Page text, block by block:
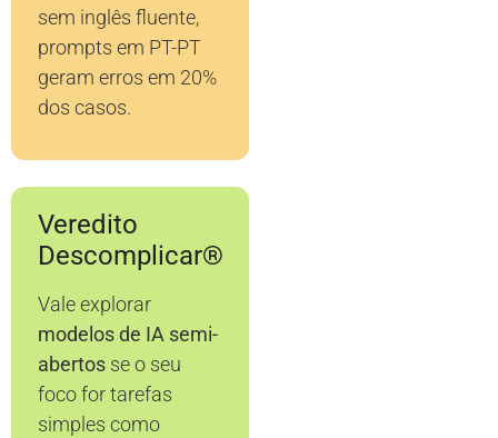
sem inglês fluente,
prompts em PT-PT
geram erros em 20%
dos casos.
Veredito
Descomplicar®
Vale explorar
modelos de IA semi-
abertos se o seu
foco for tarefas
simples como